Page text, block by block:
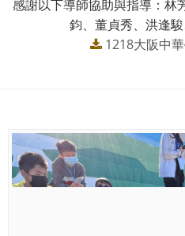
感謝以下導師協助與指導：林
鈞、董貞秀、洪逢
1218大阪中